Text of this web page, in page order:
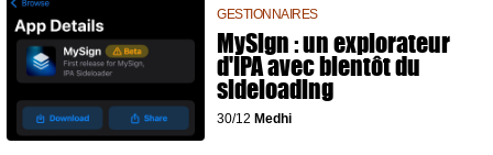
GESTIONNAIRES
MySign : un explorateur
d'IPA avec bientôt du
sideloading
30/12 Medhi